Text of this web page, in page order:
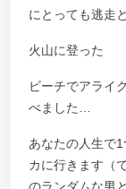
にとっても逃走
火山に登った
ビーチでアライ
べました…
あなたの人生で
カに行きます（
のランダムな男